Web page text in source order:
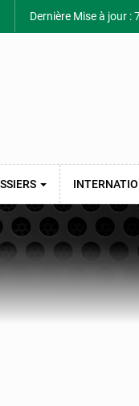
Dernière Mise à jour :